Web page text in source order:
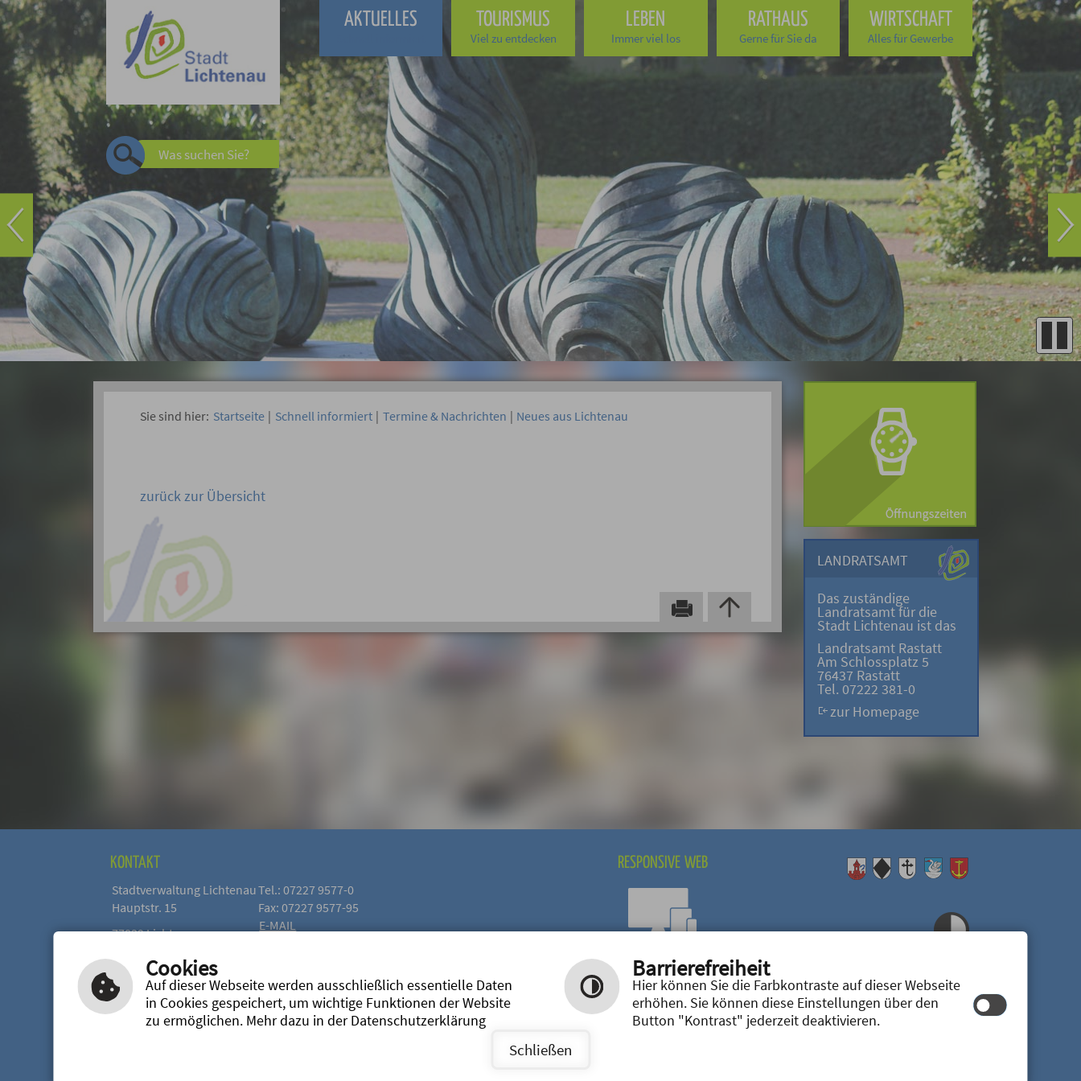
Was suchen Sie?
AKTUELLES TOURISMUS
Viel zu entdecken
LEBEN
Immer viel los
RATHAUS
Gerne für Sie da
WIRTSCHAFT
Alles für Gewerbe
Sie sind hier: Startseite | Schnell informiert | Termine & Nachrichten | Neues aus Lichtenau
zurück zur Übersicht
LANDRATSAMT
Das zuständige
Landratsamt für die
Stadt Lichtenau ist das
Landratsamt Rastatt
Am Schlossplatz 5
76437 Rastatt
Tel. 07222 381-0
zur Homepage
KONTAKT
Stadtverwaltung LichtenauTel.: 07227 9577-0
Hauptstr. 15
Fax: 07227 9577-95
77839 Lichtenau
E-MAIL
INHALTE|HILFE|IMPRESSUM
BARRIEREFREIHEIT
Leichte Sprache Gebärdensprache
RESPONSIVE WEB
Optimiert für mobile
Endgeräte
Cookies
Auf dieser Webseite werden ausschließlich essentielle Daten
in Cookies gespeichert, um wichtige Funktionen der Website
zu ermöglichen. Mehr dazu in der Datenschutzerklärung
Barrierefreiheit
Hier können Sie die Farbkontraste auf dieser Webseite
erhöhen. Sie können diese Einstellungen über den
Button "Kontrast" jederzeit deaktivieren.
Schließen